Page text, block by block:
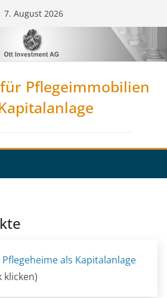
7. August 2026
Pflegeimmobilien
als Kapitalanlage
klicken)